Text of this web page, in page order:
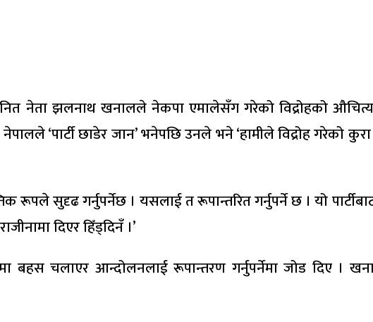
नेता झलनाथ खनालले नेकपा एमालेसँग गरेको विद्रोहको
‘पार्टी छाडेर जान’ भनेपछि उनले भने ‘हामीले विद्रोह गरेको
रूपले सुदृढ गर्नुपर्नेछ । यसलाई त रूपान्तरित गर्नुपर्ने छ । यो
दिएर हिँड्दिनँ ।’
चलाएर आन्दोलनलाई रूपान्तरण गर्नुपर्नेमा जोड दिए । खनालले